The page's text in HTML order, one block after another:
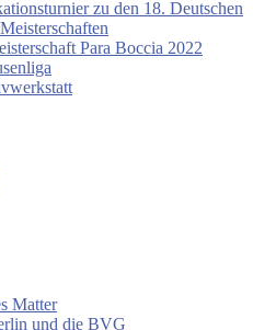
zu den 18. Deutschen
Para Boccia 2022
Matter
und die BVG